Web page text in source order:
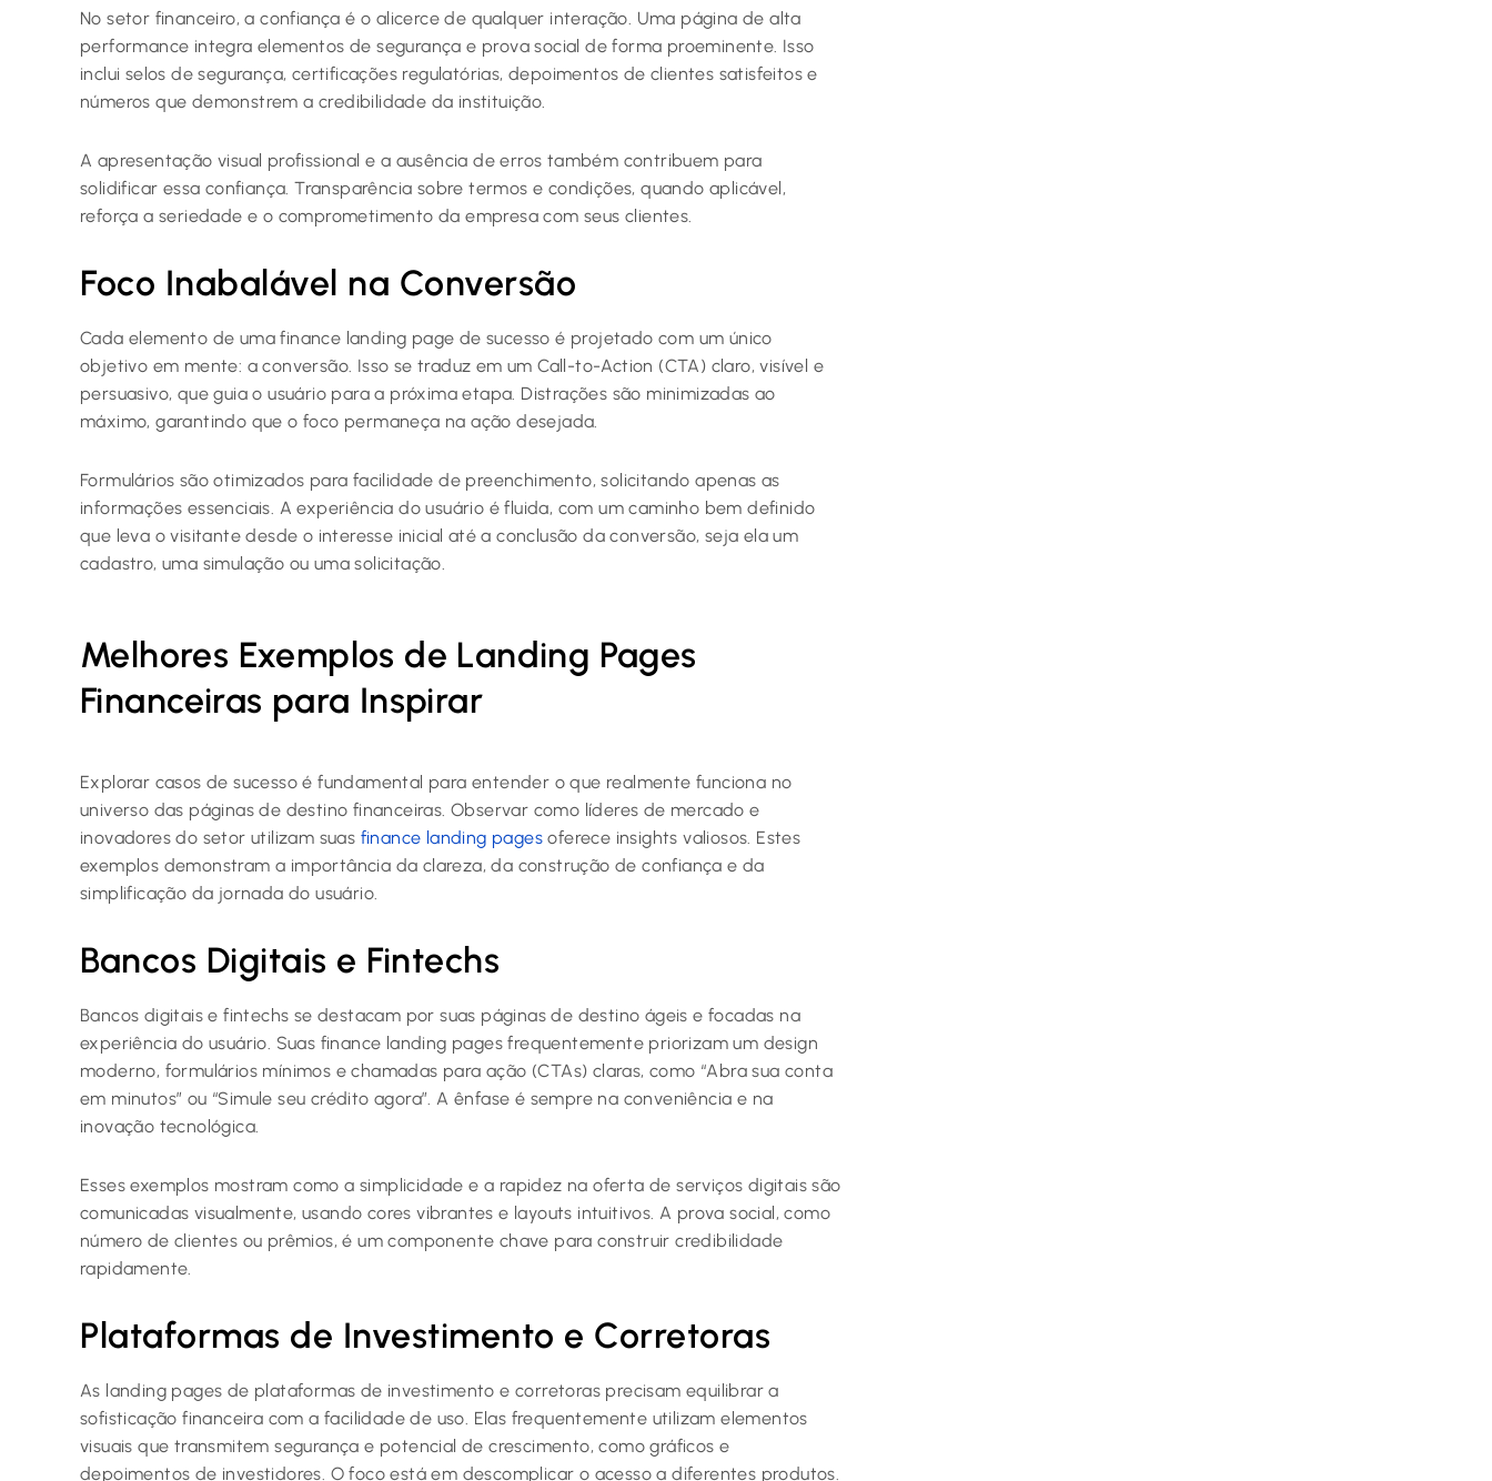
No setor financeiro, a confiança é o alicerce de qualquer interação. Uma página de alta
performance integra elementos de segurança e prova social de forma proeminente. Isso
inclui selos de segurança, certificações regulatórias, depoimentos de clientes satisfeitos e
números que demonstrem a credibilidade da instituição.
A apresentação visual profissional e a ausência de erros também contribuem para
solidificar essa confiança. Transparência sobre termos e condições, quando aplicável,
reforça a seriedade e o comprometimento da empresa com seus clientes.
Foco Inabalável na Conversão
Cada elemento de uma finance landing page de sucesso é projetado com um único
objetivo em mente: a conversão. Isso se traduz em um Call-to-Action (CTA) claro, visível e
persuasivo, que guia o usuário para a próxima etapa. Distrações são minimizadas ao
máximo, garantindo que o foco permaneça na ação desejada.
Formulários são otimizados para facilidade de preenchimento, solicitando apenas as
informações essenciais. A experiência do usuário é fluida, com um caminho bem definido
que leva o visitante desde o interesse inicial até a conclusão da conversão, seja ela um
cadastro, uma simulação ou uma solicitação.
Melhores Exemplos de Landing Pages
Financeiras para Inspirar
Explorar casos de sucesso é fundamental para entender o que realmente funciona no
universo das páginas de destino financeiras. Observar como líderes de mercado e
inovadores do setor utilizam suas finance landing pages oferece insights valiosos. Estes
exemplos demonstram a importância da clareza, da construção de confiança e da
simplificação da jornada do usuário.
Bancos Digitais e Fintechs
Bancos digitais e fintechs se destacam por suas páginas de destino ágeis e focadas na
experiência do usuário. Suas finance landing pages frequentemente priorizam um design
moderno, formulários mínimos e chamadas para ação (CTAs) claras, como “Abra sua conta
em minutos” ou “Simule seu crédito agora”. A ênfase é sempre na conveniência e na
inovação tecnológica.
Esses exemplos mostram como a simplicidade e a rapidez na oferta de serviços digitais são
comunicadas visualmente, usando cores vibrantes e layouts intuitivos. A prova social, como
número de clientes ou prêmios, é um componente chave para construir credibilidade
rapidamente.
Plataformas de Investimento e Corretoras
As landing pages de plataformas de investimento e corretoras precisam equilibrar a
sofisticação financeira com a facilidade de uso. Elas frequentemente utilizam elementos
visuais que transmitem segurança e potencial de crescimento, como gráficos e
depoimentos de investidores. O foco está em descomplicar o acesso a diferentes produtos.